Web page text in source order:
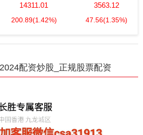
14311.01
200.89(1.42%)
3563.12
47.56(1.35%)
配资炒股_正规股票配资